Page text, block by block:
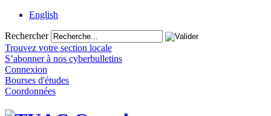
English
Rechercher
Trouvez votre section locale
S’abonner à nos cyberbulletins
Connexion
Bourses d'études
Coordonnées